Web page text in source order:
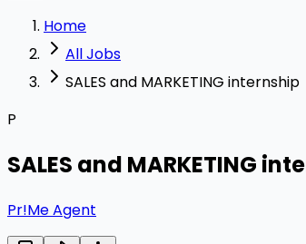
Home
All Jobs
SALES and MARKETING internship
P
SALES and MARKETING
Pr!Me Agent